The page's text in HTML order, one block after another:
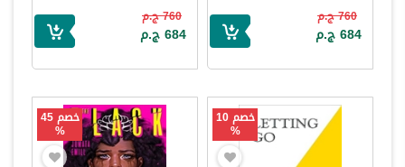
760 ج.م
684 ج.م
760 ج.م
684 ج.م
خصم 10
%
خصم 45
%